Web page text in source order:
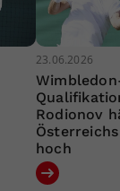
23.06.2026
Rodionov
hoch